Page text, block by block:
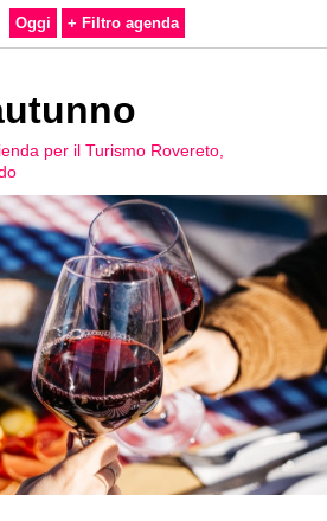
Oggi + Filtro agenda
per il Turismo Rovereto,